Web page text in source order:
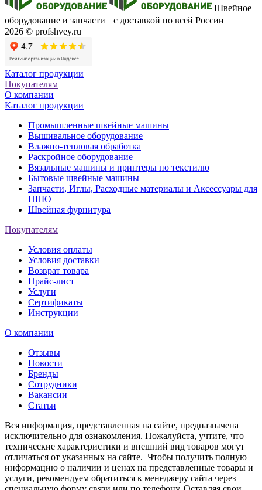
Швейное
оборудование и запчасти с доставкой по всей России
2026 © profshvey.ru
Каталог продукции
Покупателям
О компании
Каталог продукции
Промышленные швейные машины
Вышивальное оборудование
Влажно-тепловая обработка
Раскройное оборудование
Вязальные машины и принтеры по текстилю
Бытовые швейные машины
Запчасти, Иглы, Расходные материалы и Аксессуары для
ПШО
Швейная фурнитура
Покупателям
Условия оплаты
Условия доставки
Возврат товара
Прайс-лист
Услуги
Сертификаты
Инструкции
О компании
Отзывы
Новости
Бренды
Сотрудники
Вакансии
Статьи
Вся информация, представленная на сайте, предназначена
исключительно для ознакомления. Пожалуйста, учтите, что
технические характеристики и внешний вид товаров могут
отличаться от указанных на сайте. Чтобы получить полную
информацию о наличии и ценах на представленные товары и
услуги, рекомендуем обратиться к менеджеру сайта через